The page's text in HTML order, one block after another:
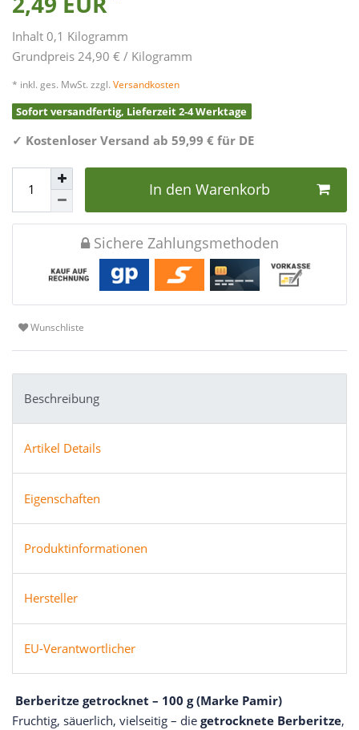
Inhalt0,1 Kilogramm
Grundpreis24,90 € / Kilogramm
* inkl. ges. MwSt. zzgl. Versandkosten
Sofort versandfertig, Lieferzeit 2-4 Werktage
✓ Kostenloser Versand ab 59,99 € für DE
In den Warenkorb
Sichere Zahlungsmethoden
Wunschliste
Beschreibung
Artikel Details
Eigenschaften
Produktinformationen
Hersteller
EU-Verantwortlicher
Berberitze getrocknet – 100 g (Marke Pamir)
Fruchtig, säuerlich, vielseitig – diegetrocknete Berberitze,